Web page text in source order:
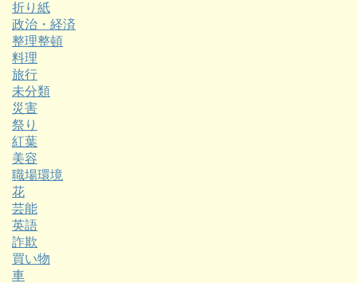
折り紙
政治・経済
整理整頓
料理
旅行
未分類
災害
祭り
紅葉
美容
職場環境
花
芸能
英語
詐欺
買い物
車